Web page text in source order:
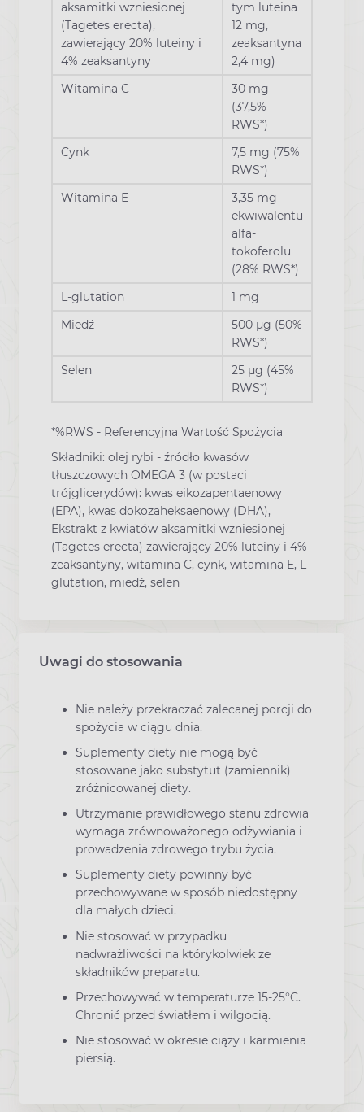
aksamitki wzniesionej
(Tagetes erecta),
zawierający 20% luteiny i
4% zeaksantyny
tym luteina
12 mg,
zeaksantyna
2,4 mg)
Witamina C
30 mg
(37,5%
RWS*)
Cynk
7,5 mg (75%
RWS*)
Witamina E
3,35 mg
ekwiwalentu
alfa-
tokoferolu
(28% RWS*)
L-glutation
1 mg
Miedź
500 µg (50%
RWS*)
Selen
25 µg (45%
RWS*)
*%RWS - Referencyjna Wartość Spożycia
Składniki: olej rybi - źródło kwasów
tłuszczowych OMEGA 3 (w postaci
trójglicerydów): kwas eikozapentaenowy
(EPA), kwas dokozaheksaenowy (DHA),
Ekstrakt z kwiatów aksamitki wzniesionej
(Tagetes erecta) zawierający 20% luteiny i 4%
zeaksantyny, witamina C, cynk, witamina E, L-
glutation, miedź, selen
Uwagi do stosowania
Nie należy przekraczać zalecanej porcji do
spożycia w ciągu dnia.
Suplementy diety nie mogą być
stosowane jako substytut (zamiennik)
zróżnicowanej diety.
Utrzymanie prawidłowego stanu zdrowia
wymaga zrównoważonego odżywiania i
prowadzenia zdrowego trybu życia.
Suplementy diety powinny być
przechowywane w sposób niedostępny
dla małych dzieci.
Nie stosować w przypadku
nadwrażliwości na którykolwiek ze
składników preparatu.
Przechowywać w temperaturze 15-25°C.
Chronić przed światłem i wilgocią.
Nie stosować w okresie ciąży i karmienia
piersią.